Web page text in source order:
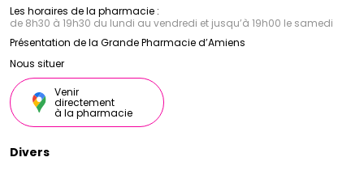
Les horaires de la pharmacie :
de 8h30 à 19h30 du lundi au vendredi et jusqu’à 19h00 le samedi
Présentation de la Grande Pharmacie d’Amiens
Nous situer
Venir
directement
à la pharmacie
Divers